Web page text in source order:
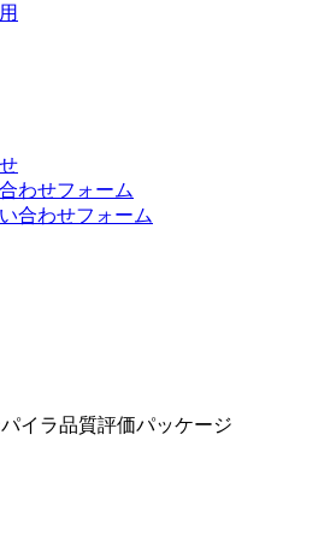
わせフォーム
合わせフォーム
イラ品質評価パッケージ